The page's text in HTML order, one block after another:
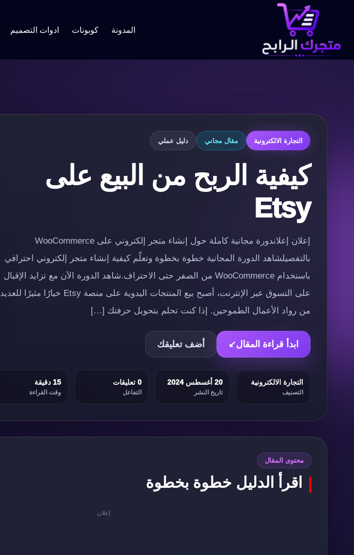
المدونة كوبونات ادوات التصميم
التجارة الالكترونية مقال مجاني دليل عملي
كيفية الربح من البيع على
Etsy
إعلان إعلاندورة مجانية كاملة حول إنشاء متجر إلكتروني على WooCommerce
بالتفصيلشاهد الدورة المجانية خطوة بخطوة وتعلّم كيفية إنشاء متجر إلكتروني احترافي
باستخدام WooCommerce من الصفر حتى الاحتراف.شاهد الدورة الآن مع تزايد الإقبال
على التسوق عبر الإنترنت، أصبح بيع المنتجات اليدوية على منصة Etsy خيارًا مثيرًا للعديد
من رواد الأعمال الطموحين. إذا كنت تحلم بتحويل حرفتك […]
ابدأ قراءة المقال↙ أضف تعليقك
التجارة الالكترونية
التصنيف
20 أغسطس 2024
تاريخ النشر
0 تعليقات
التفاعل
15 دقيقة
وقت القراءة
محتوى المقال
اقرأ الدليل خطوة بخطوة
إعلان